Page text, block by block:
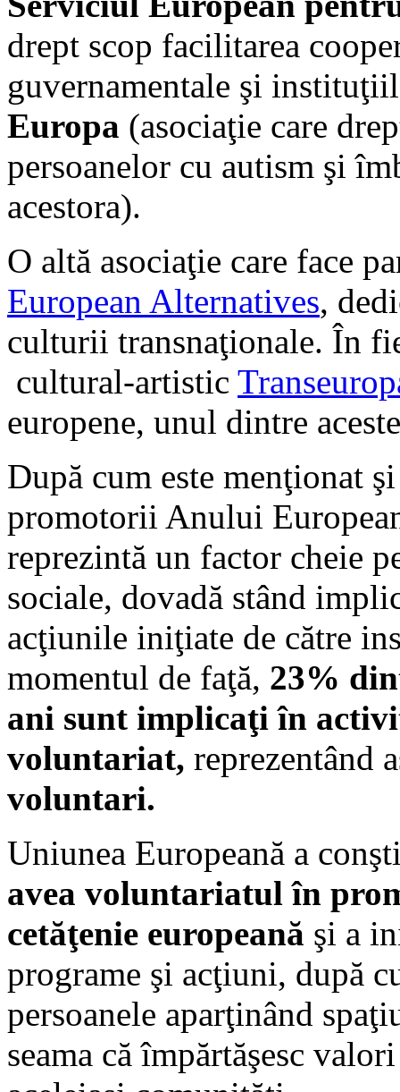
drept scop facilitarea
guvernamentale şi
Europa (asociaţie care
persoanelor cu autism şi
acestora).
O altă asociaţie care face
European Alternatives,
culturii transnaţionale. În
cultural-artistic
europene, unul dintre
După cum este menţionat
promotorii Anului
reprezintă un factor cheie
sociale, dovadă stând
acţiunile iniţiate de către
momentul de faţă, 23%
ani sunt implicaţi în
voluntariat, reprezentând
voluntari.
Uniunea Europeană a
avea voluntariatul în
cetăţenie europeană şi a
programe şi acţiuni, după
persoanele aparţinând
seama că împărtăşesc